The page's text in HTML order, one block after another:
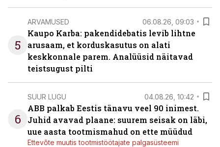
5
ARVAMUSED 06.08.26, 09:03
Kaupo Karba: pakendidebatis levib lihtne
arusaam, et korduskasutus on alati
keskkonnale parem. Analüüsid näitavad
teistsugust pilti
6
SUUR LUGU 04.08.26, 10:42
ABB palkab Eestis tänavu veel 90 inimest.
Juhid avavad plaane: suurem seisak on läbi,
uue aasta tootmismahud on ette müüdud
Ettevõte muutis tootmistöötajate palgasüsteemi